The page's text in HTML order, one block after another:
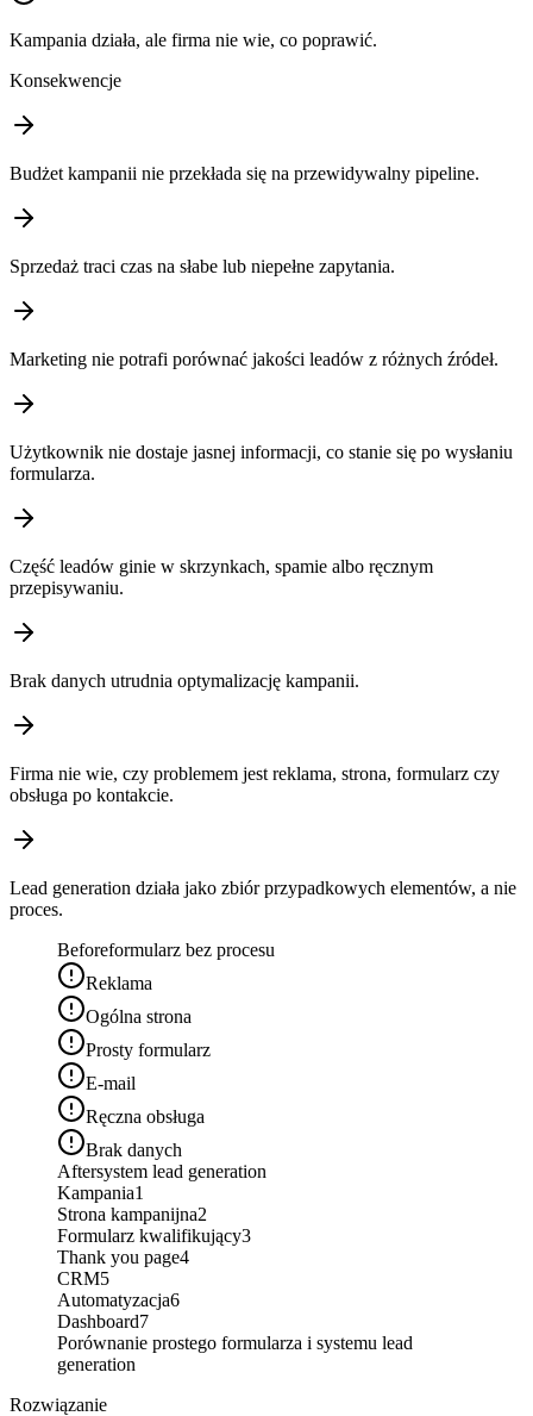
Kampania działa, ale firma nie wie, co poprawić.
Konsekwencje
Budżet kampanii nie przekłada się na przewidywalny pipeline.
Sprzedaż traci czas na słabe lub niepełne zapytania.
Marketing nie potrafi porównać jakości leadów z różnych źródeł.
Użytkownik nie dostaje jasnej informacji, co stanie się po wysłaniu
formularza.
Część leadów ginie w skrzynkach, spamie albo ręcznym
przepisywaniu.
Brak danych utrudnia optymalizację kampanii.
Firma nie wie, czy problemem jest reklama, strona, formularz czy
obsługa po kontakcie.
Lead generation działa jako zbiór przypadkowych elementów, a nie
proces.
Beforeformularz bez procesu
Reklama
Ogólna strona
Prosty formularz
E-mail
Ręczna obsługa
Brak danych
Aftersystem lead generation
Kampania1
Strona kampanijna2
Formularz kwalifikujący3
Thank you page4
CRM5
Automatyzacja6
Dashboard7
Porównanie prostego formularza i systemu lead
generation
Rozwiązanie